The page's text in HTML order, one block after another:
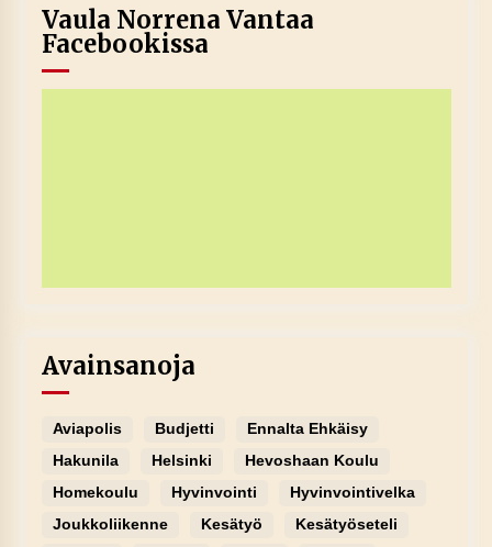
Vaula Norrena Vantaa
Facebookissa
Avainsanoja
Aviapolis Budjetti
Ennalta Ehkäisy
Hakunila
Helsinki
Hevoshaan Koulu
Homekoulu
Hyvinvointi
Hyvinvointivelka
Joukkoliikenne
Kesätyö
Kesätyöseteli